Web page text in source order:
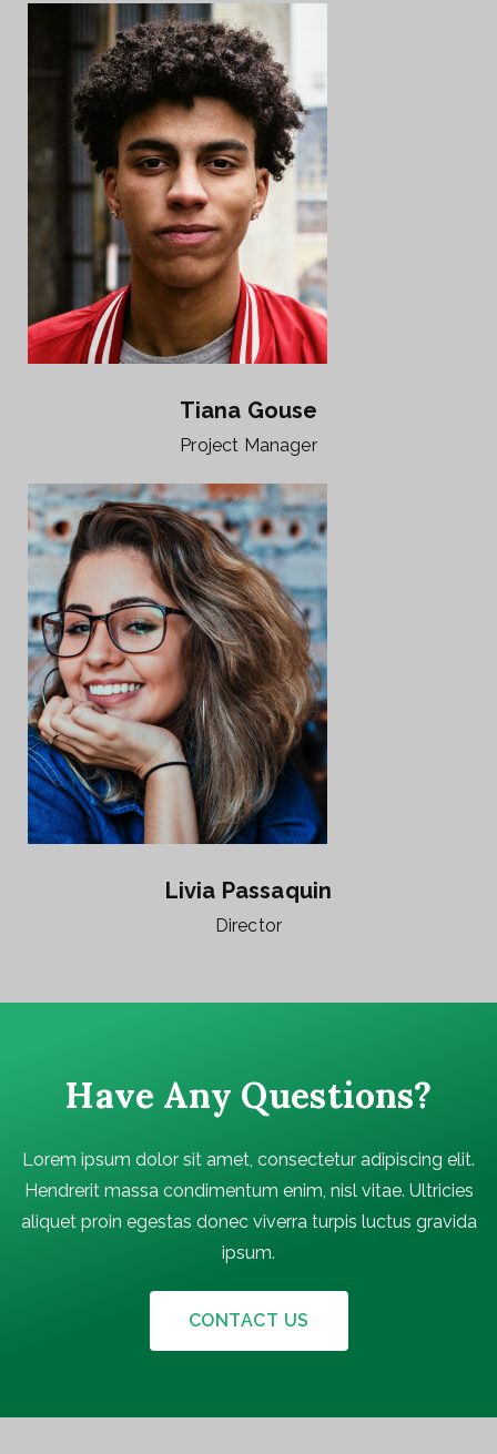
Tiana Gouse
Project Manager
Livia Passaquin
Director
Have Any Questions?
Lorem ipsum dolor sit amet, consectetur adipiscing elit.
Hendrerit massa condimentum enim, nisl vitae. Ultricies
aliquet proin egestas donec viverra turpis luctus gravida
ipsum.
CONTACT US